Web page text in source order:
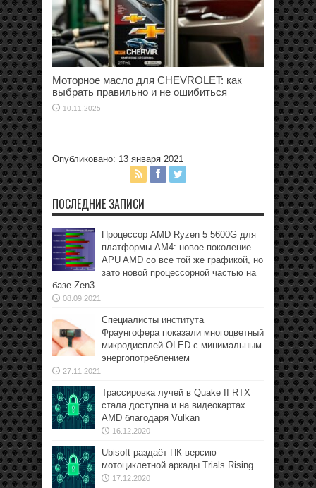
Моторное масло для CHEVROLET: как
выбрать правильно и не ошибиться
10.11.2025
Опубликовано: 13 января 2021
ПОСЛЕДНИЕ ЗАПИСИ
Процессор AMD Ryzen 5 5600G для
платформы АМ4: новое поколение
APU AMD со все той же графикой, но
зато новой процессорной частью на
базе Zen3
08.09.2021
Специалисты института
Фраунгофера показали многоцветный
микродисплей OLED с минимальным
энергопотреблением
27.11.2021
Трассировка лучей в Quake II RTX
стала доступна и на видеокартах
AMD благодаря Vulkan
16.12.2020
Ubisoft раздаёт ПК-версию
мотоциклетной аркады Trials Rising
17.12.2020